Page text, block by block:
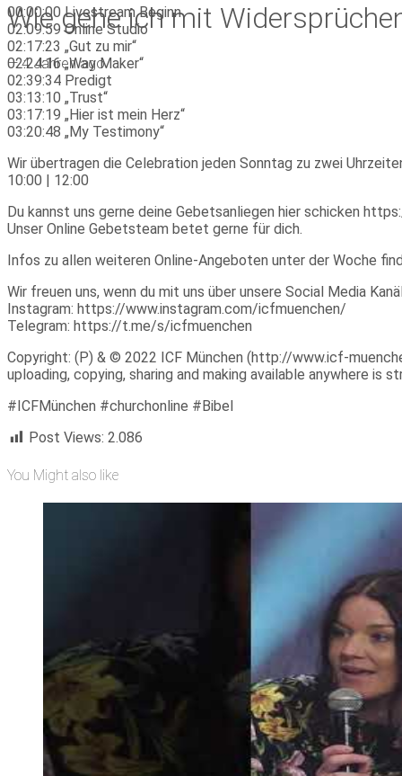
Wie gehe ich mit
— 4 Jahren ago
00:00:00 Livestream Beginn
02:09:59 Online Studio
02:17:23 „Gut zu mir“
02:24:16 „Way Maker“
02:39:34 Predigt
03:13:10 „Trust“
03:17:19 „Hier ist mein Herz“
03:20:48 „My Testimony“
Wir übertragen die Celebration jeden Sonntag zu zwei
10:00 | 12:00
Du kannst uns gerne deine Gebetsanliegen hier schicken
Unser Online Gebetsteam betet gerne für dich.
Infos zu allen weiteren Online-Angeboten unter der Woche
Wir freuen uns, wenn du mit uns über unsere Social Media
Instagram: https://www.instagram.com/icfmuenchen/
Telegram: https://t.me/s/icfmuenchen
Copyright: (P) & © 2022 ICF München (http://www.icf-
uploading, copying, sharing and making available anywhere is
#ICFMünchen #churchonline #Bibel
Post Views: 2.086
You Might also like